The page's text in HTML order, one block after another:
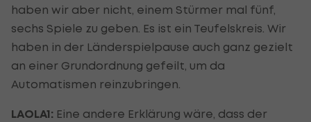
haben wir aber nicht, einem Stürmer mal fünf,
sechs Spiele zu geben. Es ist ein Teufelskreis. Wir
haben in der Länderspielpause auch ganz gezielt
an einer Grundordnung gefeilt, um da
Automatismen reinzubringen.
LAOLA1: Eine andere Erklärung wäre, dass der